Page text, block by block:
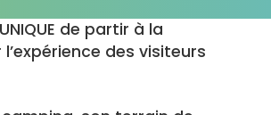
de partir à la
des visiteurs